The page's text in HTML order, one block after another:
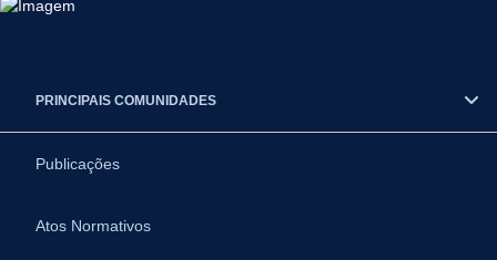
PRINCIPAIS COMUNIDADES
Publicações
Atos Normativos